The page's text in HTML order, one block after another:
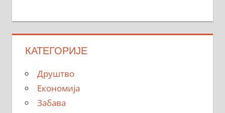
КАТЕГОРИЈЕ
Друштво
Економија
Забава